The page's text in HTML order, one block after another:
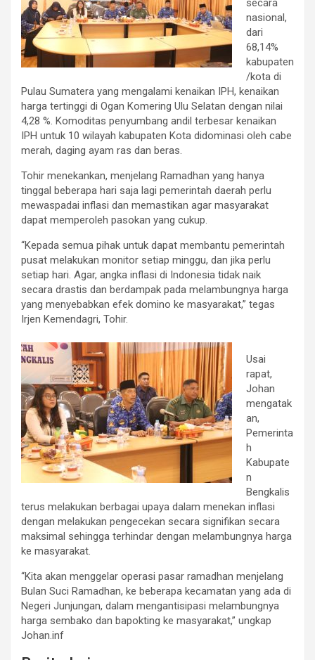
secara
nasional,
dari
68,14%
kabupaten
/kota di
Pulau Sumatera yang mengalami kenaikan IPH, kenaikan
harga tertinggi di Ogan Komering Ulu Selatan dengan nilai
4,28 %. Komoditas penyumbang andil terbesar kenaikan
IPH untuk 10 wilayah kabupaten Kota didominasi oleh cabe
merah, daging ayam ras dan beras.
Tohir menekankan, menjelang Ramadhan yang hanya
tinggal beberapa hari saja lagi pemerintah daerah perlu
mewaspadai inflasi dan memastikan agar masyarakat
dapat memperoleh pasokan yang cukup.
“Kepada semua pihak untuk dapat membantu pemerintah
pusat melakukan monitor setiap minggu, dan jika perlu
setiap hari. Agar, angka inflasi di Indonesia tidak naik
secara drastis dan berdampak pada melambungnya harga
yang menyebabkan efek domino ke masyarakat,” tegas
Irjen Kemendagri, Tohir.
Usai
rapat,
Johan
mengatak
an,
Pemerinta
h
Kabupate
n
Bengkalis
terus melakukan berbagai upaya dalam menekan inflasi
dengan melakukan pengecekan secara signifikan secara
maksimal sehingga terhindar dengan melambungnya harga
ke masyarakat.
“Kita akan menggelar operasi pasar ramadhan menjelang
Bulan Suci Ramadhan, ke beberapa kecamatan yang ada di
Negeri Junjungan, dalam mengantisipasi melambungnya
harga sembako dan bapokting ke masyarakat,” ungkap
Johan.inf